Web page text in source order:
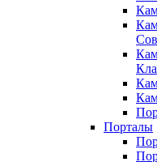
Порталы